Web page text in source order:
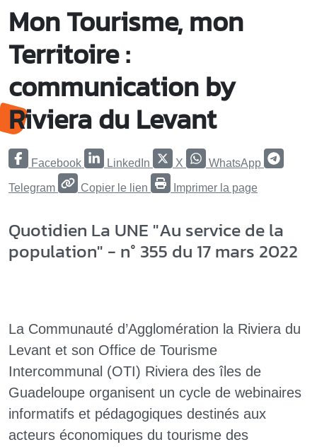
Mon Tourisme, mon
Territoire :
communication by
Riviera du Levant
Facebook LinkedIn X WhatsApp
Telegram Copier le lien Imprimer la page
Quotidien La UNE "Au service de la
population" - n° 355 du 17 mars 2022
La Communauté d’Agglomération la Riviera du
Levant et son Office de Tourisme
Intercommunal (OTI) Riviera des îles de
Guadeloupe organisent un cycle de webinaires
informatifs et pédagogiques destinés aux
acteurs économiques du tourisme des